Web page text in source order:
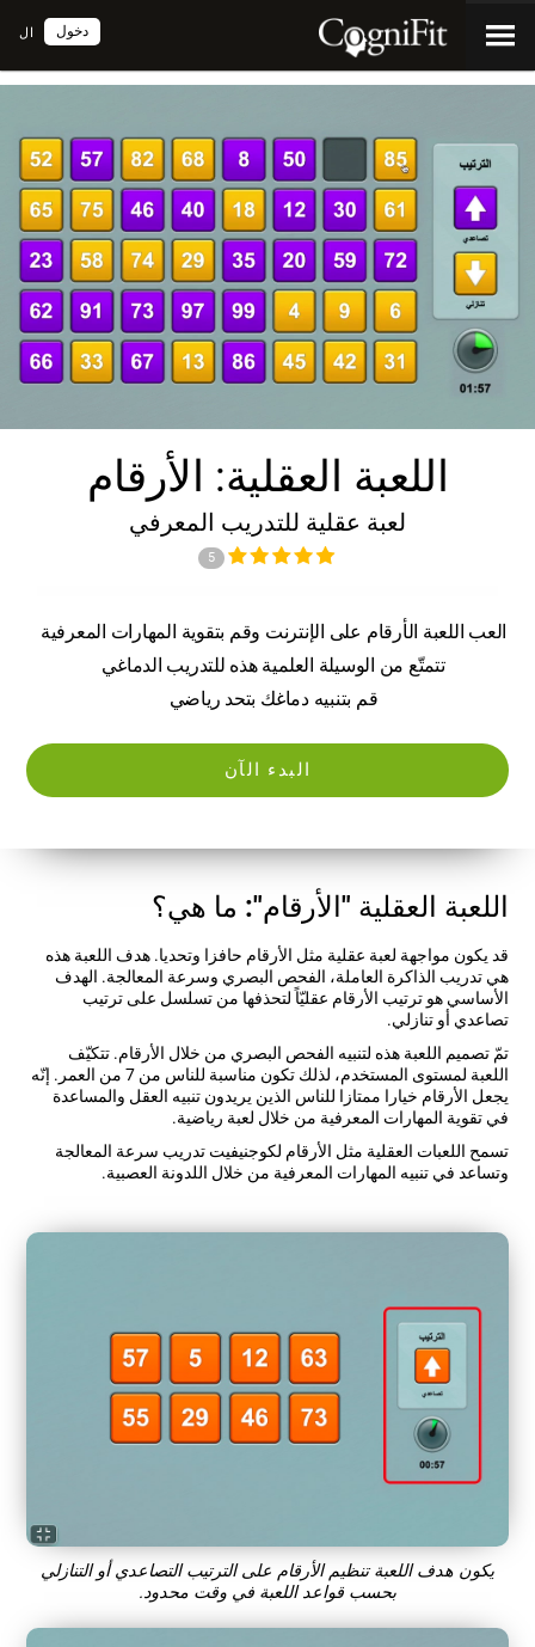
ال دخول
اللعبة العقلية: الأرقام
لعبة عقلية للتدريب المعرفي
5
العب اللعبة الأرقام على الإنترنت وقم بتقوية المهارات المعرفية
تتمتّع من الوسيلة العلمية هذه للتدريب الدماغي
قم بتنبيه دماغك بتحد رياضي
البدء الآن
اللعبة العقلية "الأرقام": ما هي؟
قد يكون مواجهة لعبة عقلية مثل الأرقام حافزا وتحديا. هدف اللعبة هذه
هي تدريب الذاكرة العاملة، الفحص البصري وسرعة المعالجة. الهدف
الأساسي هو ترتيب الأرقام عقليّاً لتحذفها من تسلسل على ترتيب
تصاعدي أو تنازلي.
تمّ تصميم اللعبة هذه لتنبيه الفحص البصري من خلال الأرقام. تتكيّف
اللعبة لمستوى المستخدم، لذلك تكون مناسبة للناس من 7 من العمر. إنّه
يجعل الأرقام خيارا ممتازا للناس الذين يريدون تنبيه العقل والمساعدة
في تقوية المهارات المعرفية من خلال لعبة رياضية.
تسمح اللعبات العقلية مثل الأرقام لكوجنيفيت تدريب سرعة المعالجة
وتساعد في تنبيه المهارات المعرفية من خلال اللدونة العصبية.
يكون هدف اللعبة تنظيم الأرقام على الترتيب التصاعدي أو التنازلي
بحسب قواعد اللعبة في وقت محدود.